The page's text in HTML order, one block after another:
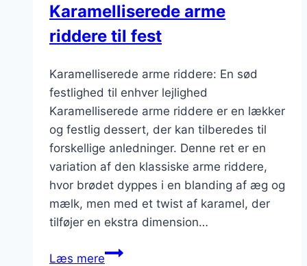
Karamelliserede arme
riddere til fest
Karamelliserede arme riddere: En sød
festlighed til enhver lejlighed
Karamelliserede arme riddere er en lækker
og festlig dessert, der kan tilberedes til
forskellige anledninger. Denne ret er en
variation af den klassiske arme riddere,
hvor brødet dyppes i en blanding af æg og
mælk, men med et twist af karamel, der
tilføjer en ekstra dimension…
Læs mereKaramelliserede